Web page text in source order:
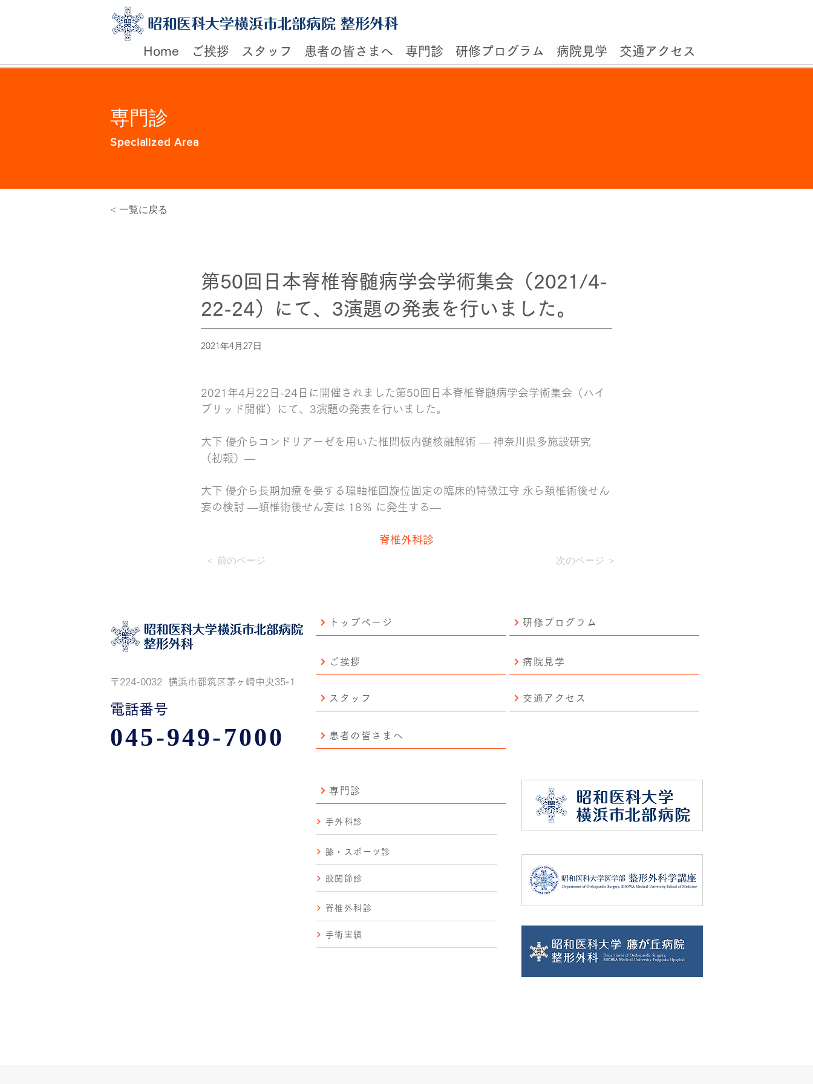
Home ご挨拶 スタッフ 患者の皆さまへ 専門診 研修プログラム 病院見学 交通アクセス
専門診
Specialized Area
< 一覧に戻る
第50回日本脊椎脊髄病学会学術集会（2021/4-
22-24）にて、3演題の発表を行いました。
2021年4月27日
2021年4月22日-24日に開催されました第50回日本脊椎脊髄病学会学術集会（ハイ
ブリッド開催）にて、3演題の発表を行いました。
大下 優介らコンドリアーゼを用いた椎間板内髄核融解術 ― 神奈川県多施設研究
（初報）―
大下 優介ら長期加療を要する環軸椎回旋位固定の臨床的特徴江守 永ら頚椎術後せん
妄の検討 ―頚椎術後せん妄は 18％ に発生する―
脊椎外科診
＜ 前のページ 次のページ ＞
〒224-0032 横浜市都筑区茅ヶ崎中央35-1
電話番号
045-949-7000
トップページ 研修プログラム
ご挨拶 病院見学
スタッフ 交通アクセス
患者の皆さまへ
専門診
手外科診
膝・スポーツ診
股関節診
脊椎外科診
手術実績